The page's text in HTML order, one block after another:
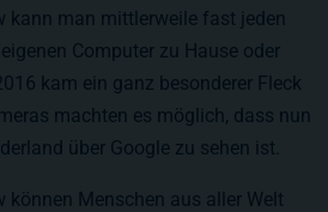
kann man mittlerweile fast jeden
Computer zu Hause oder
kam ein ganz besonderer Fleck
machten es möglich, dass nun
über Google zu sehen ist.
können Menschen aus aller Welt